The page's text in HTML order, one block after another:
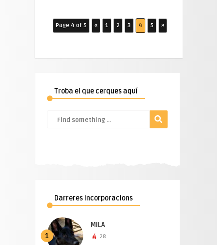
Page 4 of 5 « 1 2 3 4 5 »
Troba el que cerques aquí
Darreres incorporacions
1
MILA
28